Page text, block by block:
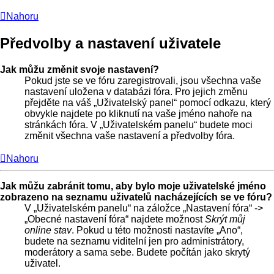
Nahoru
Předvolby a nastavení uživatele
Jak můžu změnit svoje nastavení?
Pokud jste se ve fóru zaregistrovali, jsou všechna vaše
nastavení uložena v databázi fóra. Pro jejich změnu
přejděte na váš „Uživatelský panel“ pomocí odkazu, který
obvykle najdete po kliknutí na vaše jméno nahoře na
stránkách fóra. V „Uživatelském panelu“ budete moci
změnit všechna vaše nastavení a předvolby fóra.
Nahoru
Jak můžu zabránit tomu, aby bylo moje uživatelské jméno
zobrazeno na seznamu uživatelů nacházejících se ve fóru?
V „Uživatelském panelu“ na záložce „Nastavení fóra“ ->
„Obecné nastavení fóra“ najdete možnostSkrýt můj
online stav. Pokud u této možnosti nastavíte „Ano“,
budete na seznamu viditelní jen pro administrátory,
moderátory a sama sebe. Budete počítán jako skrytý
uživatel.